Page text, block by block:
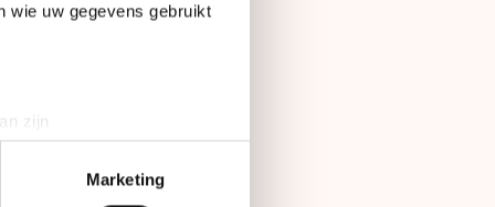
wie uw gegevens gebruikt
zijn
detailgedeeltein. U kunt uw
Marketing